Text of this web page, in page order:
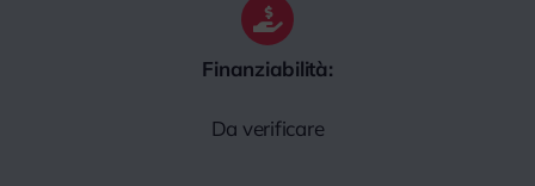
Finanziabilità:
Da verificare